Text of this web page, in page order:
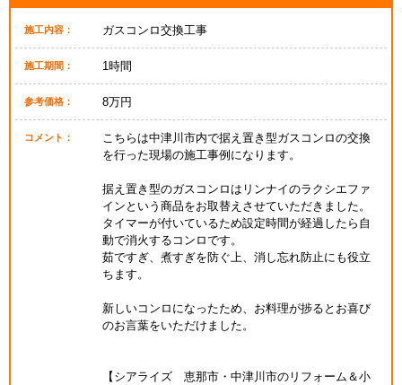
施工内容： ガスコンロ交換工事
施工期間： 1時間
参考価格： 8万円
コメント：
こちらは中津川市内で据え置き型ガスコンロの交換
を行った現場の施工事例になります。
据え置き型のガスコンロはリンナイのラクシエファ
インという商品をお取替えさせていただきました。
タイマーが付いているため設定時間が経過したら自
動で消火するコンロです。
茹ですぎ、煮すぎを防ぐ上、消し忘れ防止にも役立
ちます。
新しいコンロになったため、お料理が捗るとお喜び
のお言葉をいただけました。
【シアライズ 恵那市・中津川市のリフォーム＆小